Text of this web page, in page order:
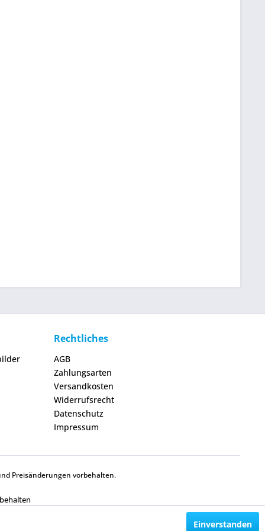
Rechtliches
AGB
Zahlungsarten
Versandkosten
Widerrufsrecht
Datenschutz
Impressum
Preisänderungen vorbehalten.
Einverstanden